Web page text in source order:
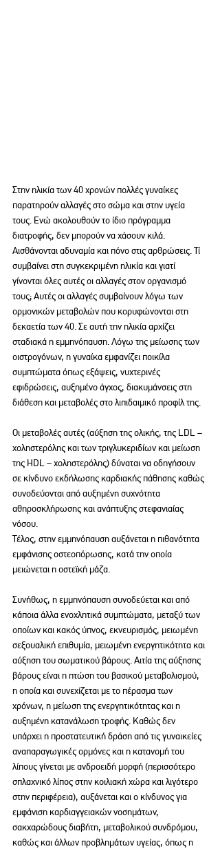
Στην ηλικία των 40 χρονών πολλές γυναίκες
παρατηρούν αλλαγές στο σώμα και στην υγεία
τους. Ενώ ακολουθούν το ίδιο πρόγραμμα
διατροφής, δεν μπορούν να χάσουν κιλά.
Αισθάνονται αδυναμία και πόνο στις αρθρώσεις. Τί
συμβαίνει στη συγκεκριμένη ηλικία και γιατί
γίνονται όλες αυτές οι αλλαγές στον οργανισμό
τους; Αυτές οι αλλαγές συμβαίνουν λόγω των
ορμονικών μεταβολών που κορυφώνονται στη
δεκαετία των 40. Σε αυτή την ηλικία αρχίζει
σταδιακά η εμμηνόπαυση. Λόγω της μείωσης των
οιστρογόνων, η γυναίκα εμφανίζει ποικίλα
συμπτώματα όπως εξάψεις, νυχτερινές
εφιδρώσεις, αυξημένο άγχος, διακυμάνσεις στη
διάθεση και μεταβολές στο λιπιδαιμικό προφίλ της.
Οι μεταβολές αυτές (αύξηση της ολικής, της LDL –
χοληστερόλης και των τριγλυκεριδίων και μείωση
της HDL – χοληστερόλης) δύναται να οδηγήσουν
σε κίνδυνο εκδήλωσης καρδιακής πάθησης καθώς
συνοδεύονται από αυξημένη συχνότητα
αθηροσκλήρωσης και ανάπτυξης στεφανιαίας
νόσου.
Τέλος, στην εμμηνόπαυση αυξάνεται η πιθανότητα
εμφάνισης οστεοπόρωσης, κατά την οποία
μειώνεται η οστεϊκή μάζα.
Συνήθως, η εμμηνόπαυση συνοδεύεται και από
κάποια άλλα ενοχλητικά συμπτώματα, μεταξύ των
οποίων και κακός ύπνος, εκνευρισμός, μειωμένη
σεξουαλική επιθυμία, μειωμένη ενεργητικότητα και
αύξηση του σωματικού βάρους. Αιτία της αύξησης
βάρους είναι η πτώση του βασικού μεταβολισμού,
η οποία και συνεχίζεται με το πέρασμα των
χρόνων, η μείωση της ενεργητικότητας και η
αυξημένη κατανάλωση τροφής. Καθώς δεν
υπάρχει η προστατευτική δράση από τις γυναικείες
αναπαραγωγικές ορμόνες και η κατανομή του
λίπους γίνεται με ανδροειδή μορφή (περισσότερο
σπλαχνικό λίπος στην κοιλιακή χώρα και λιγότερο
στην περιφέρεια), αυξάνεται και ο κίνδυνος για
εμφάνιση καρδιαγγειακών νοσημάτων,
σακχαρώδους διαβήτη, μεταβολικού συνδρόμου,
καθώς και άλλων προβλημάτων υγείας, όπως η